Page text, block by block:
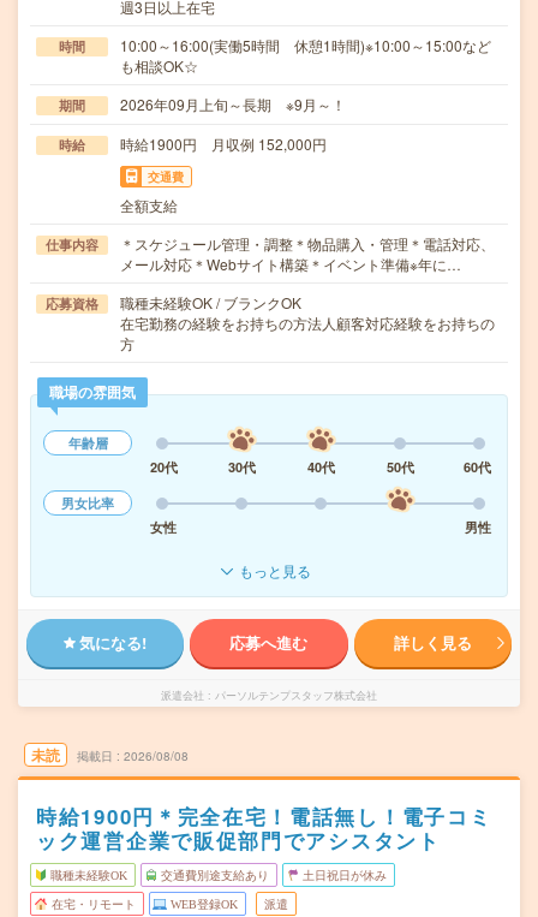
週3日以上在宅
時間
10:00～16:00(実働5時間 休憩1時間)※10:00～15:00など
も相談OK☆
期間 2026年09月上旬～長期 ※9月～！
時給 時給1900円 月収例 152,000円
交通費
全額支給
仕事内容
＊スケジュール管理・調整＊物品購入・管理＊電話対応、
メール対応＊Webサイト構築＊イベント準備※年に…
応募資格
職種未経験OK / ブランクOK
在宅勤務の経験をお持ちの方法人顧客対応経験をお持ちの
方
職場の雰囲気
年齢層
20代
30代 40代 50代
60代
男女比率
女性
男性
もっと見る
気になる! 応募へ進む 詳しく見る
派遣会社 パーソルテンプスタッフ株式会社
未読 掲載日 2026/08/08
時給1900円＊完全在宅！電話無し！電子コミ
ック運営企業で販促部門でアシスタント
職種未経験OK 交通費別途支給あり 土日祝日が休み
在宅・リモート WEB登録OK 派遣